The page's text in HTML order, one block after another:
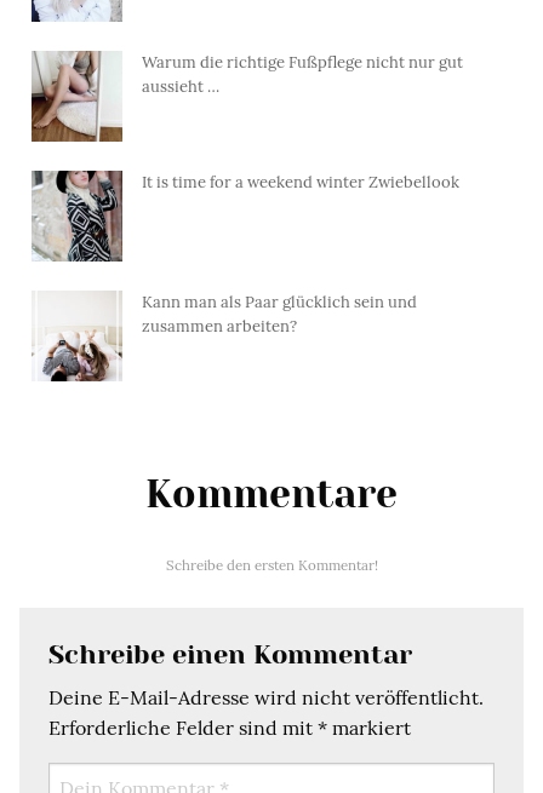
Warum die richtige Fußpflege nicht nur gut
aussieht …
It is time for a weekend winter Zwiebellook
Kann man als Paar glücklich sein und
zusammen arbeiten?
Kommentare
Schreibe den ersten Kommentar!
Schreibe einen Kommentar
Deine E-Mail-Adresse wird nicht veröffentlicht.
Erforderliche Felder sind mit * markiert